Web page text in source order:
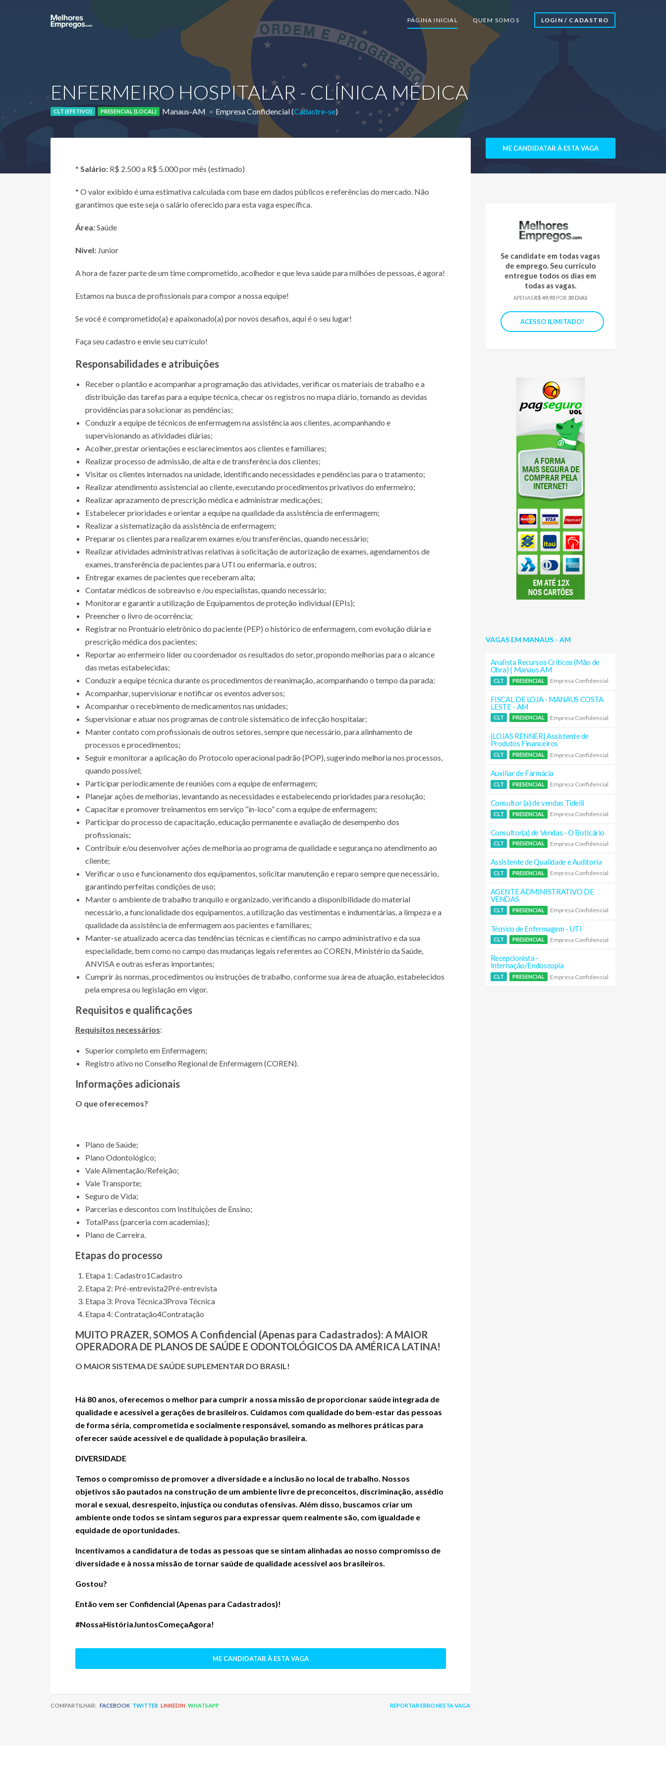
PÁGINA INICIAL QUEM SOMOS LOGIN / CADASTRO
ENFERMEIRO HOSPITALAR - CLÍNICA MÉDICA
CLT (EFETIVO) PRESENCIAL (LOCAL) Manaus-AM Empresa Confidencial (Cadastre-se)
* Salário: R$ 2.500 a R$ 5.000 por mês (estimado)
* O valor exibido é uma estimativa calculada com base em dados públicos e referências do mercado. Não
garantimos que este seja o salário oferecido para esta vaga específica.
Área:Saúde
Nível: Junior
A hora de fazer parte de um time comprometido, acolhedor e que leva saúde para milhões de pessoas, é agora!
Estamos na busca de profissionais para compor a nossa equipe!
Se você é comprometido(a) e apaixonado(a) por novos desafios, aqui é o seu lugar!
Faça seu cadastro e envie seu currículo!
Responsabilidades e atribuições
Receber o plantão e acompanhar a programação das atividades, verificar os materiais de trabalho e a
distribuição das tarefas para a equipe técnica, checar os registros no mapa diário, tomando as devidas
providências para solucionar as pendências;
Conduzir a equipe de técnicos de enfermagem na assistência aos clientes, acompanhando e
supervisionando as atividades diárias;
Acolher, prestar orientações e esclarecimentos aos clientes e familiares;
Realizar processo de admissão, de alta e de transferência dos clientes;
Visitar os clientes internados na unidade, identificando necessidades e pendências para o tratamento;
Realizar atendimento assistencial ao cliente, executando procedimentos privativos do enfermeiro;
Realizar aprazamento de prescrição médica e administrar medicações;
Estabelecer prioridades e orientar a equipe na qualidade da assistência de enfermagem;
Realizar a sistematização da assistência de enfermagem;
Preparar os clientes para realizarem exames e/ou transferências, quando necessário;
Realizar atividades administrativas relativas à solicitação de autorização de exames, agendamentos de
exames, transferência de pacientes para UTI ou enfermaria, e outros;
Entregar exames de pacientes que receberam alta;
Contatar médicos de sobreaviso e /ou especialistas, quando necessário;
Monitorar e garantir a utilização de Equipamentos de proteção individual (EPIs);
Preencher o livro de ocorrência;
Registrar no Prontuário eletrônico do paciente (PEP) o histórico de enfermagem, com evolução diária e
prescrição médica dos pacientes;
Reportar ao enfermeiro líder ou coordenador os resultados do setor, propondo melhorias para o alcance
das metas estabelecidas;
Conduzir a equipe técnica durante os procedimentos de reanimação, acompanhando o tempo da parada;
Acompanhar, supervisionar e notificar os eventos adversos;
Acompanhar o recebimento de medicamentos nas unidades;
Supervisionar e atuar nos programas de controle sistemático de infecção hospitalar;
Manter contato com profissionais de outros setores, sempre que necessário, para alinhamento de
processos e procedimentos;
Seguir e monitorar a aplicação do Protocolo operacional padrão (POP), sugerindo melhoria nos processos,
quando possível;
Participar periodicamente de reuniões com a equipe de enfermagem;
Planejar ações de melhorias, levantando as necessidades e estabelecendo prioridades para resolução;
Capacitar e promover treinamentos em serviço “in-loco” com a equipe de enfermagem;
Participar do processo de capacitação, educação permanente e avaliação de desempenho dos
profissionais;
Contribuir e/ou desenvolver ações de melhoria ao programa de qualidade e segurança no atendimento ao
cliente;
Verificar o uso e funcionamento dos equipamentos, solicitar manutenção e reparo sempre que necessário,
garantindo perfeitas condições de uso;
Manter o ambiente de trabalho tranquilo e organizado, verificando a disponibilidade do material
necessário, a funcionalidade dos equipamentos, a utilização das vestimentas e indumentárias, a limpeza e a
qualidade da assistência de enfermagem aos pacientes e familiares;
Manter-se atualizado acerca das tendências técnicas e científicas no campo administrativo e da sua
especialidade, bem como no campo das mudanças legais referentes ao COREN, Ministério da Saúde,
ANVISA e outras esferas importantes;
Cumprir às normas, procedimentos ou instruções de trabalho, conforme sua área de atuação, estabelecidos
pela empresa ou legislação em vigor.
Requisitos e qualificações
Requisitos necessários:
Superior completo em Enfermagem;
Registro ativo no Conselho Regional de Enfermagem (COREN).
Informações adicionais
O que oferecemos?
Plano de Saúde;
Plano Odontológico;
Vale Alimentação/Refeição;
Vale Transporte;
Seguro de Vida;
Parcerias e descontos com Instituições de Ensino;
TotalPass (parceria com academias);
Plano de Carreira.
Etapas do processo
Etapa 1: Cadastro1Cadastro
Etapa 2: Pré-entrevista2Pré-entrevista
Etapa 3: Prova Técnica3Prova Técnica
Etapa 4: Contratação4Contratação
MUITO PRAZER, SOMOS A Confidencial (Apenas para Cadastrados): A MAIOR
OPERADORA DE PLANOS DE SAÚDE E ODONTOLÓGICOS DA AMÉRICA LATINA!
O MAIOR SISTEMA DE SAÚDE SUPLEMENTAR DO BRASIL!
Há 80 anos, oferecemos o melhor para cumprir a nossa missão de proporcionar saúde integrada de
qualidade e acessível a gerações de brasileiros. Cuidamos com qualidade do bem-estar das pessoas
de forma séria, comprometida e socialmente responsável, somando as melhores práticas para
oferecer saúde acessível e de qualidade à população brasileira.
DIVERSIDADE
Temos o compromisso de promover a diversidade e a inclusão no local de trabalho. Nossos
objetivos são pautados na construção de um ambiente livre de preconceitos, discriminação, assédio
moral e sexual, desrespeito, injustiça ou condutas ofensivas. Além disso, buscamos criar um
ambiente onde todos se sintam seguros para expressar quem realmente são, com igualdade e
equidade de oportunidades.
Incentivamos a candidatura de todas as pessoas que se sintam alinhadas ao nosso compromisso de
diversidade e à nossa missão de tornar saúde de qualidade acessível aos brasileiros.
Gostou?
Então vem ser Confidencial (Apenas para Cadastrados)!
#NossaHistóriaJuntosComeçaAgora!
ME CANDIDATAR À ESTA VAGA
COMPARTILHAR: FACEBOOK TWITTER LINKEDIN WHATSAPP REPORTAR ERRO NESTA VAGA
ME CANDIDATAR À ESTA VAGA
Se candidate em todas vagas
de emprego. Seu currículo
entregue todos os dias em
todas as vagas.
APENASR$ 49,90POR 30 DIAS
ACESSO ILIMITADO!
VAGAS EM MANAUS - AM
Analista Recursos Críticos (Mão de
Obra) | Manaus AM
CLT PRESENCIAL Empresa Confidencial
FISCAL DE LOJA - MANAUS COSTA
LESTE - AM
CLT PRESENCIAL Empresa Confidencial
|LOJAS RENNER| Assistente de
Produtos Financeiros
CLT PRESENCIAL Empresa Confidencial
Auxiliar de Farmácia
CLT PRESENCIAL Empresa Confidencial
Consultor (a) de vendas Tidelli
CLT PRESENCIAL Empresa Confidencial
Consultor(a) de Vendas - O Boticário
CLT PRESENCIAL Empresa Confidencial
Assistente de Qualidade e Auditoria
CLT PRESENCIAL Empresa Confidencial
AGENTE ADMINISTRATIVO DE
VENDAS
CLT PRESENCIAL Empresa Confidencial
Técnico de Enfermagem - UTI
CLT PRESENCIAL Empresa Confidencial
Recepcionista -
Internação/Endoscopia
CLT PRESENCIAL Empresa Confidencial